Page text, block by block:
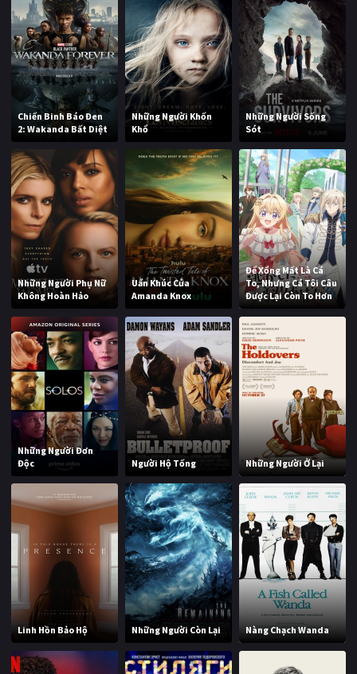
Chiến Binh Báo Đen
2: Wakanda Bất Diệt
Những Người Khốn
Khổ
Những Người Sống
Sót
Những Người Phụ Nữ
Không Hoàn Hảo
Uẩn Khúc Của
Amanda Knox
Để Xổng Mất Là Cá
To, Nhưng Cá Tôi Câu
Được Lại Còn To Hơn
Những Người Đơn
Độc
Người Hộ Tống Những Người Ở Lại
Linh Hồn Bảo Hộ Những Người Còn Lại Nàng Chạch Wanda